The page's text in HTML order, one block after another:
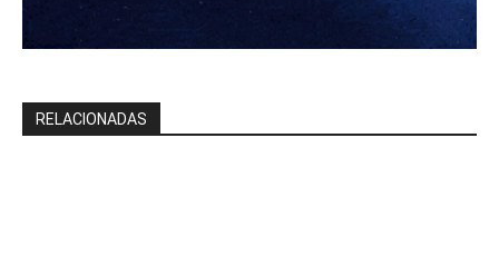
RELACIONADAS